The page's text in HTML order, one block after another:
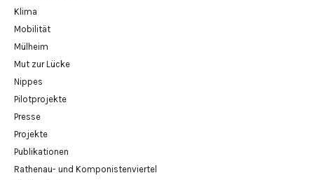
Klima
Mobilität
Mülheim
Mut zur Lücke
Nippes
Pilotprojekte
Presse
Projekte
Publikationen
Rathenau- und Komponistenviertel